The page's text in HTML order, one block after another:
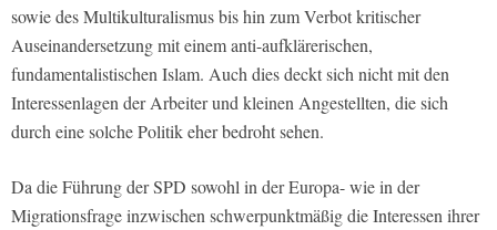
sowie des Multikulturalismus bis hin zum Verbot kritischer
Auseinandersetzung mit einem anti-aufklärerischen,
fundamentalistischen Islam. Auch dies deckt sich nicht mit den
Interessenlagen der Arbeiter und kleinen Angestellten, die sich
durch eine solche Politik eher bedroht sehen.
Da die Führung der SPD sowohl in der Europa- wie in der
Migrationsfrage inzwischen schwerpunktmäßig die Interessen ihrer